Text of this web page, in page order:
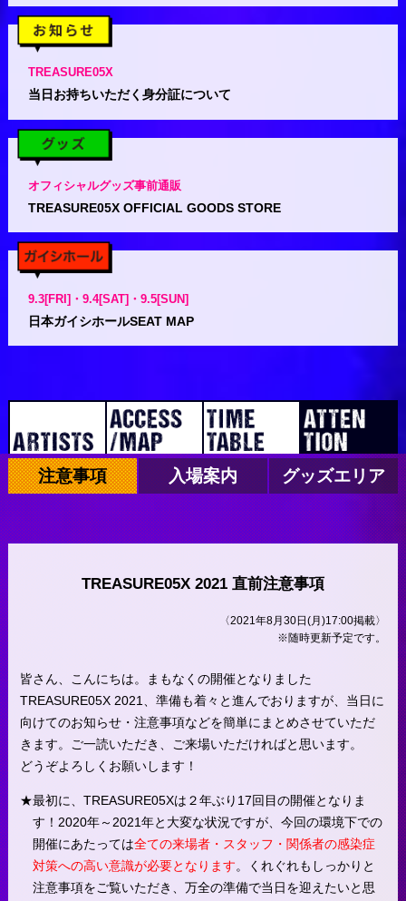
TREASURE05X
当日お持ちいただく身分証について
オフィシャルグッズ事前通販
TREASURE05X OFFICIAL GOODS STORE
9.3[FRI]・9.4[SAT]・9.5[SUN]
日本ガイシホールSEAT MAP
注意事項 入場案内 グッズエリア
TREASURE05X 2021 直前注意事項
〈2021年8月30日(月)17:00掲載〉
※随時更新予定です。
皆さん、こんにちは。まもなくの開催となりました
TREASURE05X 2021、準備も着々と進んでおりますが、当日に
向けてのお知らせ・注意事項などを簡単にまとめさせていただ
きます。ご一読いただき、ご来場いただければと思います。
どうぞよろしくお願いします！
最初に、TREASURE05Xは２年ぶり17回目の開催となりま
す！2020年～2021年と大変な状況ですが、今回の環境下での
開催にあたっては全ての来場者・スタッフ・関係者の感染症
対策への高い意識が必要となります。くれぐれもしっかりと
注意事項をご覧いただき、万全の準備で当日を迎えたいと思